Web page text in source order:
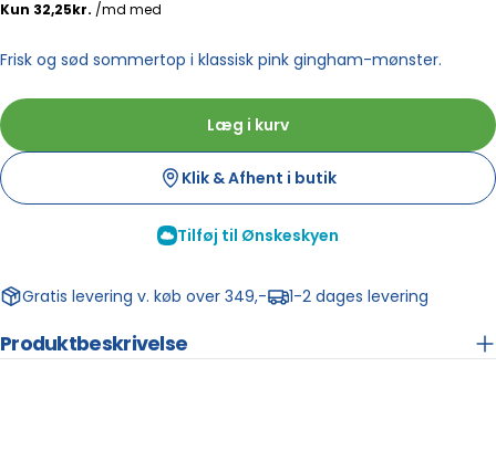
Frisk og sød sommertop i klassisk pink gingham-mønster.
Læg i kurv
Klik & Afhent i butik
Normalt klar inden for 24 timer
På lager
Butik Click & Collect Købmagergade
Normalt klar inden for 24 timer
På lager Info+
Tilføj til Ønskeskyen
Gratis levering v. køb over 349,- 1-2 dages levering
Produktbeskrivelse